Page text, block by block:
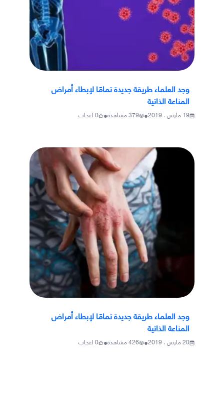
وجد العلماء طريقة جديدة تمامًا لإبطاء أمراض
المناعة الذاتية
19 مارس ، 2019 •
379مشاهدة•
0اعجاب
وجد العلماء طريقة جديدة تمامًا لإبطاء أمراض
المناعة الذاتية
20 مارس ، 2019 •
426مشاهدة•
0اعجاب